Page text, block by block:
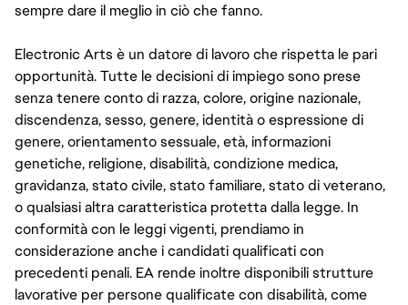
sempre dare il meglio in ciò che fanno.
Electronic Arts è un datore di lavoro che rispetta le pari
opportunità. Tutte le decisioni di impiego sono prese
senza tenere conto di razza, colore, origine nazionale,
discendenza, sesso, genere, identità o espressione di
genere, orientamento sessuale, età, informazioni
genetiche, religione, disabilità, condizione medica,
gravidanza, stato civile, stato familiare, stato di veterano,
o qualsiasi altra caratteristica protetta dalla legge. In
conformità con le leggi vigenti, prendiamo in
considerazione anche i candidati qualificati con
precedenti penali. EA rende inoltre disponibili strutture
lavorative per persone qualificate con disabilità, come